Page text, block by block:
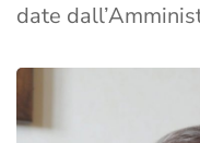
date